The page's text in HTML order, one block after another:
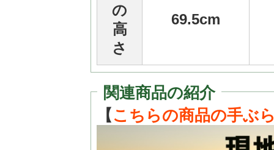
の
高
さ
69.5cm
関連商品の紹介
【 こちらの商品の手ぶ